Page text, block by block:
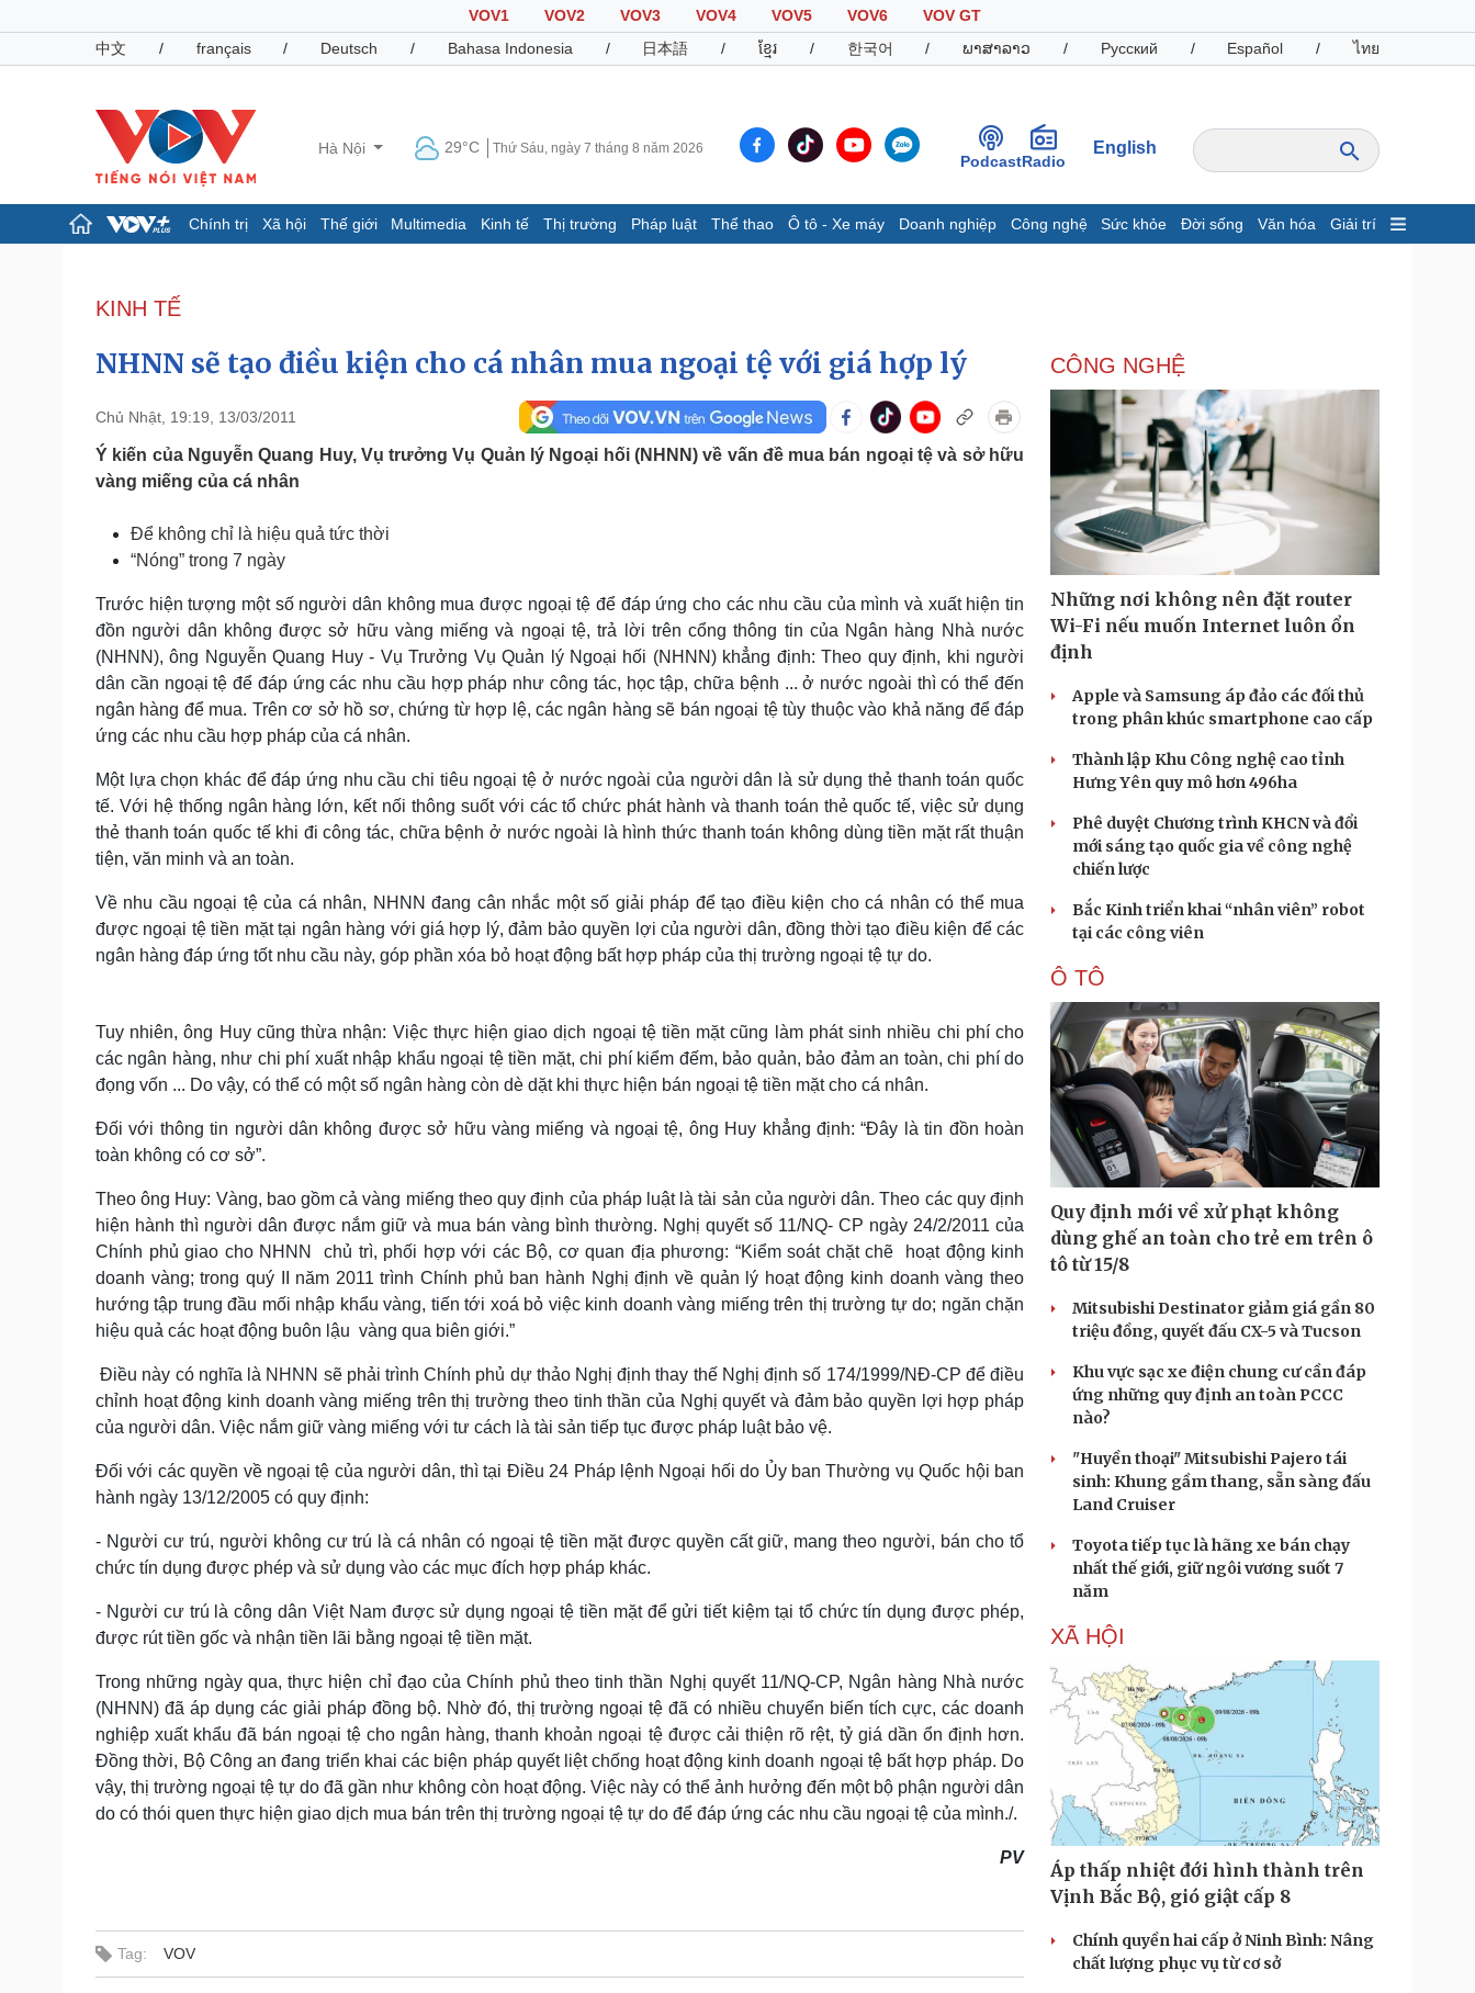
VOV1 VOV2 VOV3 VOV4 VOV5 VOV6
VOV GT
中文
/ français / Deutsch / Bahasa Indonesia / 日本語 / ខ្មែរ / 한국어 / ພາສາລາວ / Русский / Español / ไทย
Hà Nội 29°C Thứ Sáu, ngày 7 tháng 8 năm 2026
PodcastRadio
English
Chính trị Xã hội Thế giới Multimedia Kinh tế Thị trường Pháp luật Thể thao Ô tô - Xe máy Doanh nghiệp Công nghệ Sức khỏe Đời sống Văn hóa Giải trí
Đảng
Tổ chức nhân sự
Nhận diện sự thật
Dấu ấn VOV
Infographic
Giá cà phê
Pháp luật
Vụ án
Tư vấn luật
Quân sự - Quốc phòng
Phân tích
Thể thao
Ô tô - Xe máy
Doanh nghiệp
Thông tin doanh nghiệp
Doanh nghiệp 24h
Doanh nhân
Công nghệ
Sành điệu
Tin Công nghệ
Trải nghiệm
Chuyển đổi số
Sức khỏe
Dinh dưỡng - món ngon
Cây thuốc
Sản phụ khoa
Nhi khoa
Nam khoa
Phòng mạch online
Ăn sạch sống khỏe
Đời sống
Nhà đẹp
Blog
Tình yêu - Gia đình
Văn hóa
Sân khấu - Điện ảnh
Văn học
Âm nhạc
Di sản
Giải trí
Nghệ sĩ
Thời trang
Sao Việt
Du lịch
Tư vấn
Săn Tour
check-in
Podcast
Cửa sổ tình yêu
Kể chuyện cho bé
Hạt giống tâm hồn
Cải chính
KINH TẾ
NHNN sẽ tạo điều kiện cho cá nhân mua ngoại tệ với giá hợp lý
Chủ Nhật, 19:19, 13/03/2011
Ý kiến của Nguyễn Quang Huy, Vụ trưởng Vụ Quản lý Ngoại hối (NHNN) về vấn đề mua bán ngoại tệ và sở hữu
vàng miếng của cá nhân
Để không chỉ là hiệu quả tức thời
“Nóng” trong 7 ngày
Trước hiện tượng một số người dân không mua được ngoại tệ để đáp ứng cho các nhu cầu của mình và xuất hiện tin
đồn người dân không được sở hữu vàng miếng và ngoại tệ, trả lời trên cổng thông tin của Ngân hàng Nhà nước
(NHNN), ông Nguyễn Quang Huy - Vụ Trưởng Vụ Quản lý Ngoại hối (NHNN) khẳng định: Theo quy định, khi người
dân cần ngoại tệ để đáp ứng các nhu cầu hợp pháp như công tác, học tập, chữa bệnh ... ở nước ngoài thì có thể đến
ngân hàng để mua. Trên cơ sở hồ sơ, chứng từ hợp lệ, các ngân hàng sẽ bán ngoại tệ tùy thuộc vào khả năng để đáp
ứng các nhu cầu hợp pháp của cá nhân.
Một lựa chọn khác để đáp ứng nhu cầu chi tiêu ngoại tệ ở nước ngoài của người dân là sử dụng thẻ thanh toán quốc
tế. Với hệ thống ngân hàng lớn, kết nối thông suốt với các tổ chức phát hành và thanh toán thẻ quốc tế, việc sử dụng
thẻ thanh toán quốc tế khi đi công tác, chữa bệnh ở nước ngoài là hình thức thanh toán không dùng tiền mặt rất thuận
tiện, văn minh và an toàn.
Về nhu cầu ngoại tệ của cá nhân, NHNN đang cân nhắc một số giải pháp để tạo điều kiện cho cá nhân có thể mua
được ngoại tệ tiền mặt tại ngân hàng với giá hợp lý, đảm bảo quyền lợi của người dân, đồng thời tạo điều kiện để các
ngân hàng đáp ứng tốt nhu cầu này, góp phần xóa bỏ hoạt động bất hợp pháp của thị trường ngoại tệ tự do.
Tuy nhiên, ông Huy cũng thừa nhận: Việc thực hiện giao dịch ngoại tệ tiền mặt cũng làm phát sinh nhiều chi phí cho
các ngân hàng, như chi phí xuất nhập khẩu ngoại tệ tiền mặt, chi phí kiểm đếm, bảo quản, bảo đảm an toàn, chi phí do
đọng vốn ... Do vậy, có thể có một số ngân hàng còn dè dặt khi thực hiện bán ngoại tệ tiền mặt cho cá nhân.
Đối với thông tin người dân không được sở hữu vàng miếng và ngoại tệ, ông Huy khẳng định: “Đây là tin đồn hoàn
toàn không có cơ sở”.
Theo ông Huy: Vàng, bao gồm cả vàng miếng theo quy định của pháp luật là tài sản của người dân. Theo các quy định
hiện hành thì người dân được nắm giữ và mua bán vàng bình thường. Nghị quyết số 11/NQ- CP ngày 24/2/2011 của
Chính phủ giao cho NHNN chủ trì, phối hợp với các Bộ, cơ quan địa phương: “Kiểm soát chặt chẽ hoạt động kinh
doanh vàng; trong quý II năm 2011 trình Chính phủ ban hành Nghị định về quản lý hoạt động kinh doanh vàng theo
hướng tập trung đầu mối nhập khẩu vàng, tiến tới xoá bỏ việc kinh doanh vàng miếng trên thị trường tự do; ngăn chặn
hiệu quả các hoạt động buôn lậu vàng qua biên giới.”
Điều này có nghĩa là NHNN sẽ phải trình Chính phủ dự thảo Nghị định thay thế Nghị định số 174/1999/NĐ-CP để điều
chỉnh hoạt động kinh doanh vàng miếng trên thị trường theo tinh thần của Nghị quyết và đảm bảo quyền lợi hợp pháp
của người dân. Việc nắm giữ vàng miếng với tư cách là tài sản tiếp tục được pháp luật bảo vệ.
Đối với các quyền về ngoại tệ của người dân, thì tại Điều 24 Pháp lệnh Ngoại hối do Ủy ban Thường vụ Quốc hội ban
hành ngày 13/12/2005 có quy định:
- Người cư trú, người không cư trú là cá nhân có ngoại tệ tiền mặt được quyền cất giữ, mang theo người, bán cho tổ
chức tín dụng được phép và sử dụng vào các mục đích hợp pháp khác.
- Người cư trú là công dân Việt Nam được sử dụng ngoại tệ tiền mặt để gửi tiết kiệm tại tổ chức tín dụng được phép,
được rút tiền gốc và nhận tiền lãi bằng ngoại tệ tiền mặt.
Trong những ngày qua, thực hiện chỉ đạo của Chính phủ theo tinh thần Nghị quyết 11/NQ-CP, Ngân hàng Nhà nước
(NHNN) đã áp dụng các giải pháp đồng bộ. Nhờ đó, thị trường ngoại tệ đã có nhiều chuyển biến tích cực, các doanh
nghiệp xuất khẩu đã bán ngoại tệ cho ngân hàng, thanh khoản ngoại tệ được cải thiện rõ rệt, tỷ giá dần ổn định hơn.
Đồng thời, Bộ Công an đang triển khai các biện pháp quyết liệt chống hoạt động kinh doanh ngoại tệ bất hợp pháp. Do
vậy, thị trường ngoại tệ tự do đã gần như không còn hoạt động. Việc này có thể ảnh hưởng đến một bộ phận người dân
do có thói quen thực hiện giao dịch mua bán trên thị trường ngoại tệ tự do để đáp ứng các nhu cầu ngoại tệ của mình./.
PV
Tag: VOV
CÔNG NGHỆ
Những nơi không nên đặt router
Wi-Fi nếu muốn Internet luôn ổn
định
Apple và Samsung áp đảo các đối thủ
trong phân khúc smartphone cao cấp
Thành lập Khu Công nghệ cao tỉnh
Hưng Yên quy mô hơn 496ha
Phê duyệt Chương trình KHCN và đổi
mới sáng tạo quốc gia về công nghệ
chiến lược
Bắc Kinh triển khai “nhân viên” robot
tại các công viên
Ô TÔ
Quy định mới về xử phạt không
dùng ghế an toàn cho trẻ em trên ô
tô từ 15/8
Mitsubishi Destinator giảm giá gần 80
triệu đồng, quyết đấu CX-5 và Tucson
Khu vực sạc xe điện chung cư cần đáp
ứng những quy định an toàn PCCC
nào?
"Huyền thoại" Mitsubishi Pajero tái
sinh: Khung gầm thang, sẵn sàng đấu
Land Cruiser
Toyota tiếp tục là hãng xe bán chạy
nhất thế giới, giữ ngôi vương suốt 7
năm
XÃ HỘI
Áp thấp nhiệt đới hình thành trên
Vịnh Bắc Bộ, gió giật cấp 8
Chính quyền hai cấp ở Ninh Bình: Nâng
chất lượng phục vụ từ cơ sở